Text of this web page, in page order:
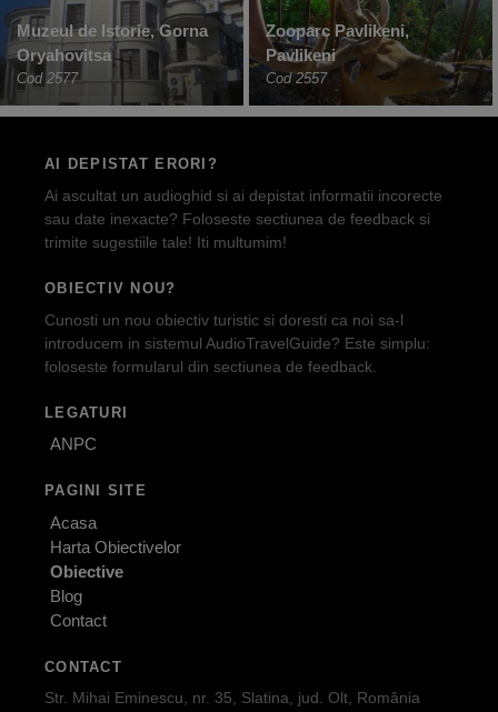
Muzeul de Istorie, Gorna
Oryahovitsa
Cod 2577
Zooparc Pavlikeni,
Pavlikeni
Cod 2557
AI DEPISTAT ERORI?
Ai ascultat un audioghid si ai depistat informatii incorecte
sau date inexacte? Foloseste sectiunea de feedback si
trimite sugestiile tale! Iti multumim!
OBIECTIV NOU?
Cunosti un nou obiectiv turistic si doresti ca noi sa-l
introducem in sistemul AudioTravelGuide? Este simplu:
foloseste formularul din sectiunea de feedback.
LEGATURI
ANPC
PAGINI SITE
Acasa
Harta Obiectivelor
Obiective
Blog
Contact
CONTACT
Str. Mihai Eminescu, nr. 35, Slatina, jud. Olt, România